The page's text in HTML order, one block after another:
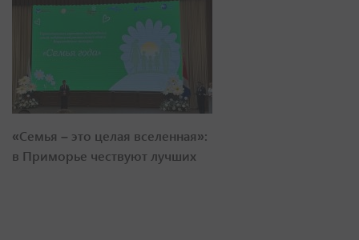
«Семья – это целая вселенная»:
в Приморье чествуют лучших